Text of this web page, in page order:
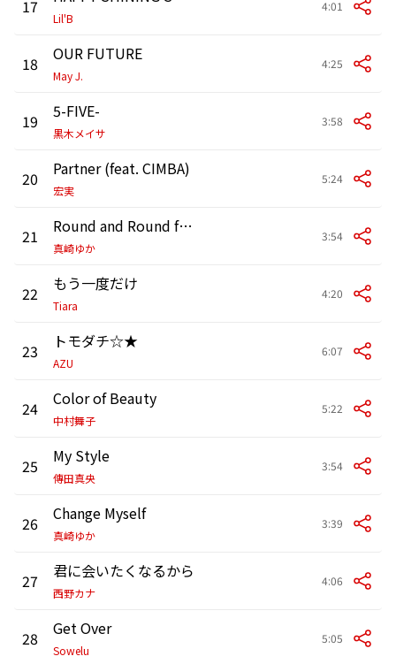
17
Lil'B
4:01
18 OUR FUTURE
May J.
4:25
19 5-FIVE-
黒木メイサ
3:58
20 Partner (feat. CIMBA)
宏実
5:24
21 Round and Round feat.SIMON
真崎ゆか
3:54
22 もう一度だけ
Tiara
4:20
23 トモダチ☆★
AZU
6:07
24 Color of Beauty
中村舞子
5:22
25 My Style
傳田真央
3:54
26 Change Myself
真崎ゆか
3:39
27 君に会いたくなるから
西野カナ
4:06
28 Get Over
Sowelu
5:05